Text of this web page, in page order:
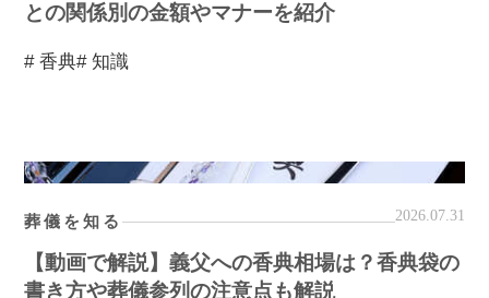
との関係別の金額やマナーを紹介
# 香典# 知識
葬儀を知る 2026.07.31
【動画で解説】義父への香典相場は？香典袋の
書き方や葬儀参列の注意点も解説